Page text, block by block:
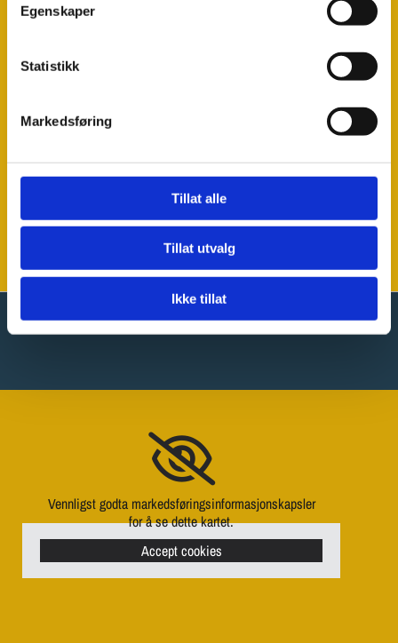
Egenskaper
Statistikk
Markedsføring
Tillat alle
Tillat utvalg
Ikke tillat
Monica Edrikke Betten
Trener2 NBF
Vennligst godta markedsføringsinformasjonskapsler
for å se dette kartet.
Accept cookies